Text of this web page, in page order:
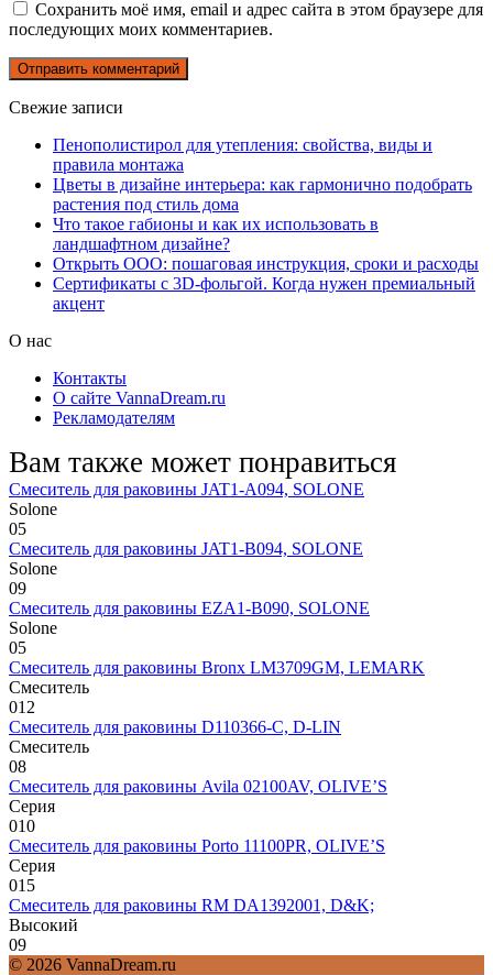
Сохранить моё имя, email и адрес сайта в этом браузере для
последующих моих комментариев.
Свежие записи
Пенополистирол для утепления: свойства, виды и
правила монтажа
Цветы в дизайне интерьера: как гармонично подобрать
растения под стиль дома
Что такое габионы и как их использовать в
ландшафтном дизайне?
Открыть ООО: пошаговая инструкция, сроки и расходы
Сертификаты с 3D-фольгой. Когда нужен премиальный
акцент
О нас
Контакты
О сайте VannaDream.ru
Рекламодателям
Вам также может понравиться
Смеситель для раковины JAT1-A094, SOLONE
Solone
05
Смеситель для раковины JAT1-B094, SOLONE
Solone
09
Смеситель для раковины EZA1-B090, SOLONE
Solone
05
Смеситель для раковины Bronx LM3709GM, LEMARK
Смеситель
012
Смеситель для раковины D110366-С, D-LIN
Смеситель
08
Смеситель для раковины Avila 02100AV, OLIVE’S
Серия
010
Смеситель для раковины Porto 11100PR, OLIVE’S
Серия
015
Смеситель для раковины RM DA1392001, D&K;
Высокий
09
© 2026 VannaDream.ru